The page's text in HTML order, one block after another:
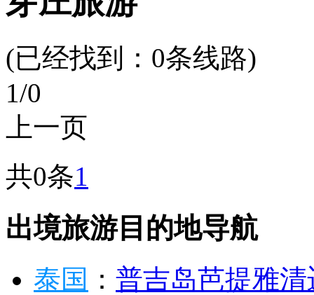
(已经找到： 0条线路)
1/0
上一页
共0条1
出境旅游目的地导航
泰国 ： 普吉岛芭提雅清